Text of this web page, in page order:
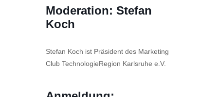
Moderation: Stefan
Koch
Stefan Koch ist Präsident des Marketing
Club TechnologieRegion Karlsruhe e.V.